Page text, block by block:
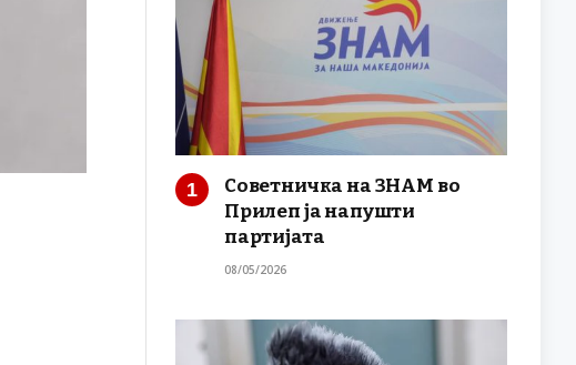
Советничка на ЗНАМ во
Прилеп ја напушти
партијата
08/05/2026